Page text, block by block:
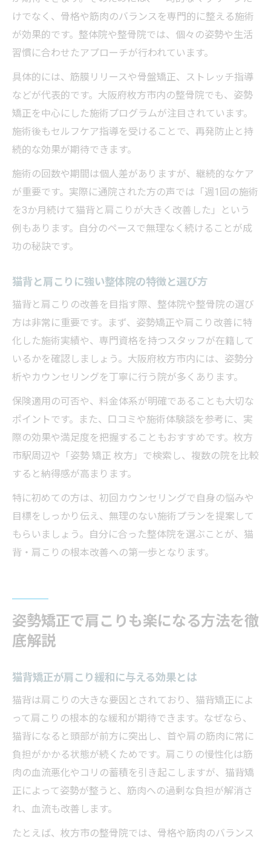
けでなく、骨格や筋肉のバランスを専門的に整える施術
が効果的です。整体院や整骨院では、個々の姿勢や生活
習慣に合わせたアプローチが行われています。
具体的には、筋膜リリースや骨盤矯正、ストレッチ指導
などが代表的です。大阪府枚方市内の整骨院でも、姿勢
矯正を中心にした施術プログラムが注目されています。
施術後もセルフケア指導を受けることで、再発防止と持
続的な効果が期待できます。
施術の回数や期間は個人差がありますが、継続的なケア
が重要です。実際に通院された方の声では「週1回の施術
を3か月続けて猫背と肩こりが大きく改善した」という
例もあります。自分のペースで無理なく続けることが成
功の秘訣です。
猫背と肩こりに強い整体院の特徴と選び方
猫背と肩こりの改善を目指す際、整体院や整骨院の選び
方は非常に重要です。まず、姿勢矯正や肩こり改善に特
化した施術実績や、専門資格を持つスタッフが在籍して
いるかを確認しましょう。大阪府枚方市内には、姿勢分
析やカウンセリングを丁寧に行う院が多くあります。
保険適用の可否や、料金体系が明確であることも大切な
ポイントです。また、口コミや施術体験談を参考に、実
際の効果や満足度を把握することもおすすめです。枚方
市駅周辺や「姿勢 矯正 枚方」で検索し、複数の院を比較
すると納得感が高まります。
特に初めての方は、初回カウンセリングで自身の悩みや
目標をしっかり伝え、無理のない施術プランを提案して
もらいましょう。自分に合った整体院を選ぶことが、猫
背・肩こりの根本改善への第一歩となります。
姿勢矯正で肩こりも楽になる方法を徹
底解説
猫背矯正が肩こり緩和に与える効果とは
猫背は肩こりの大きな要因とされており、猫背矯正によ
って肩こりの根本的な緩和が期待できます。なぜなら、
猫背になると頭部が前方に突出し、首や肩の筋肉に常に
負担がかかる状態が続くためです。肩こりの慢性化は筋
肉の血流悪化やコリの蓄積を引き起こしますが、猫背矯
正によって姿勢が整うと、筋肉への過剰な負担が解消さ
れ、血流も改善します。
たとえば、枚方市の整骨院では、骨格や筋肉のバランス